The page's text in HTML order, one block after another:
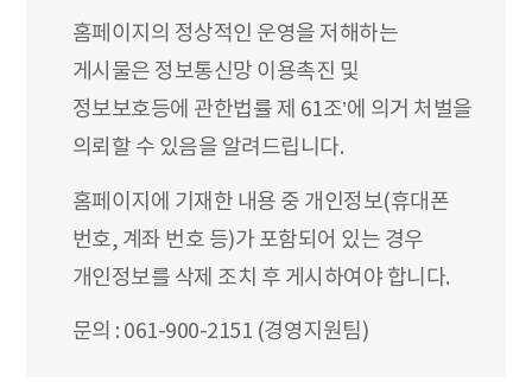
홈페이지의 정상적인 운영을 저해하는
게시물은 정보통신망 이용촉진 및
정보보호등에 관한법률 제 61조’에 의거 처벌을
의뢰할 수 있음을 알려드립니다.
홈페이지에 기재한 내용 중 개인정보(휴대폰
번호, 계좌 번호 등)가 포함되어 있는 경우
개인정보를 삭제 조치 후 게시하여야 합니다.
문의 : 061-900-2151 (경영지원팀)